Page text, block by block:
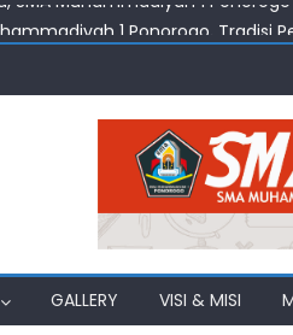
1 Ponorogo, Tradisi
Belajar Ekonomi, Bahasa, dan
SMA Muhammadiyah 1 Ponorogo
GALLERY VISI & MISI